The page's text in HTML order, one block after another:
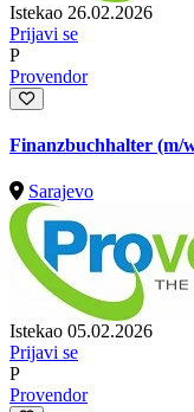
Istekao 26.02.2026
Prijavi se
P
Provendor
Finanzbuchhalter (m/
Sarajevo
Istekao 05.02.2026
Prijavi se
P
Provendor